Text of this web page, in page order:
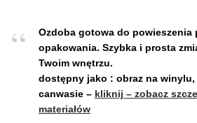
Ozdoba gotowa do powieszenia
opakowania. Szybka i prosta
Twoim wnętrzu.
dostępny jako : obraz na winylu,
canwasie – kliknij – zobacz
materiałów